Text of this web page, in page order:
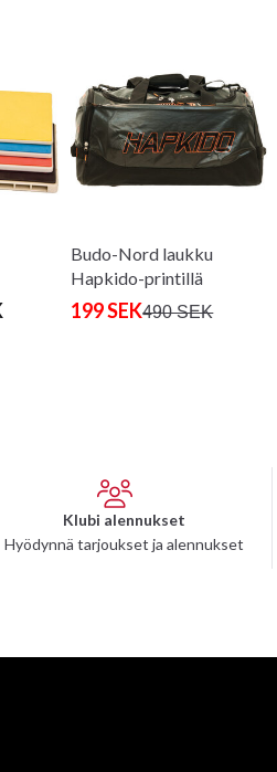
Budo-Nord laukku
Hapkido-printillä
199 SEK490 SEK
Klubi alennukset
Hyödynnä tarjoukset ja alennukset